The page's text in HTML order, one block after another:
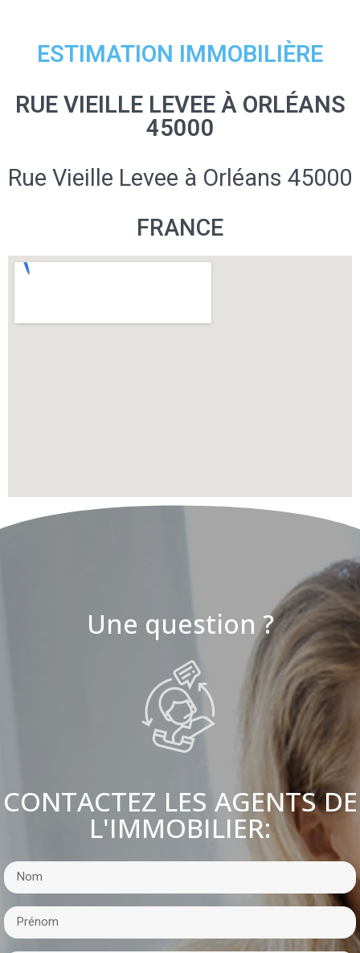
ESTIMATION IMMOBILIÈRE
RUE VIEILLE LEVEE À ORLÉANS
45000
Rue Vieille Levee à Orléans 45000
FRANCE
Une question ?
CONTACTEZ LES AGENTS DE
L'IMMOBILIER: